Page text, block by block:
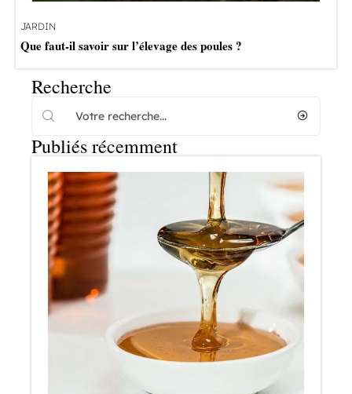
JARDIN
Que faut-il savoir sur l’élevage des poules ?
Recherche
Publiés récemment